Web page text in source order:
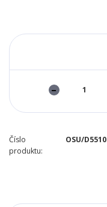
Číslo
produktu:
OSU/D5510